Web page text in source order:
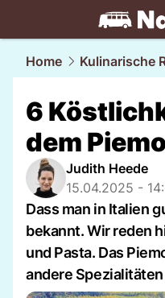
travel.NAU.ch
Home Kulinarische
6
dem
Judith Heede
15.04.2025 -
Dass man in Italien
bekannt. Wir reden
und Pasta. Das
andere